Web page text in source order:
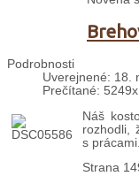
Podrobnosti
Uverejnené: 18.
Prečítané: 5249x
Náš
rozhodli,
s
Strana